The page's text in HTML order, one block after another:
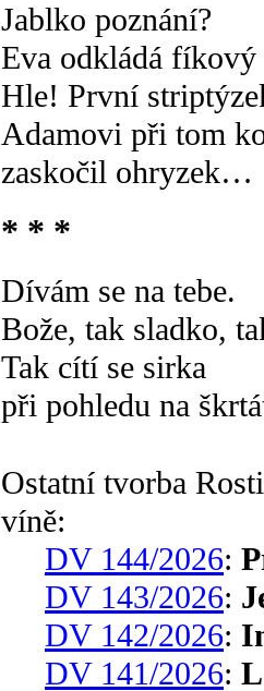
Jablko poznání?
Eva odkládá
Hle! První
Adamovi při tom
zaskočil ohryzek…
* * *
Dívám se na tebe.
Bože, tak sladko,
Tak cítí se sirka
při pohledu na
Ostatní tvorba
víně:
DV 144/2026:
DV 143/2026:
DV 142/2026:
DV 141/2026: